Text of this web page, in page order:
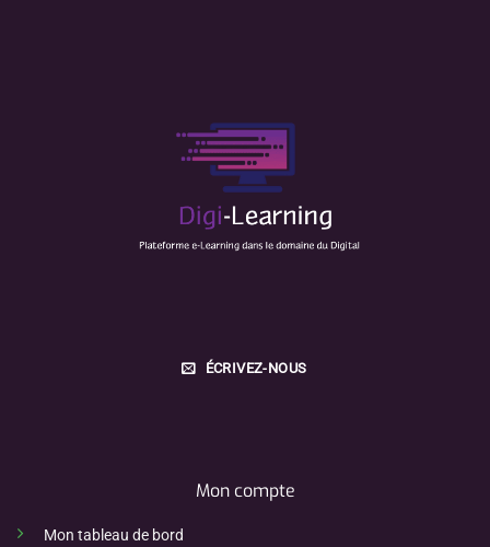
ÉCRIVEZ-NOUS
Mon compte
Mon tableau de bord